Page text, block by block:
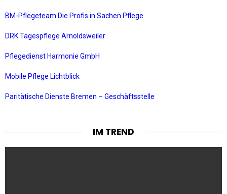
BM-Pflegeteam Die Profis in Sachen Pflege
DRK Tagespflege Arnoldsweiler
Pflegedienst Harmonie GmbH
Mobile Pflege Lichtblick
Paritätische Dienste Bremen – Geschäftsstelle
IM TREND